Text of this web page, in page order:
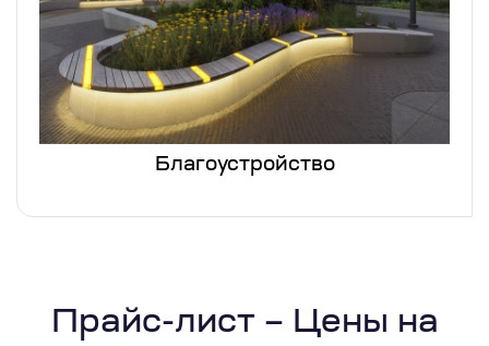
Благоустройство
Прайс-лист – Цены на